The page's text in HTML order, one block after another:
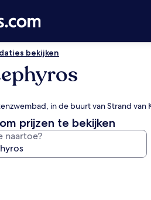
bekijken
in de buurt van Strand van
prijzen te bekijken
naartoe?